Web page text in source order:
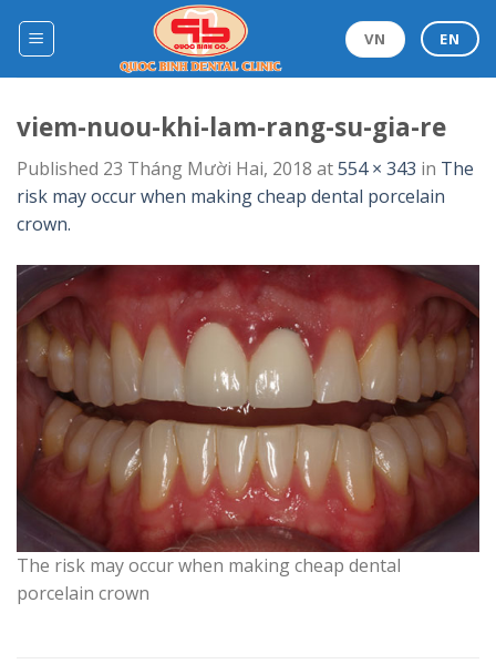
VN EN
viem-nuou-khi-lam-rang-su-gia-re
Published 23 Tháng Mười Hai, 2018 at554 × 343 in The
risk may occur when making cheap dental porcelain
crown.
The risk may occur when making cheap dental
porcelain crown